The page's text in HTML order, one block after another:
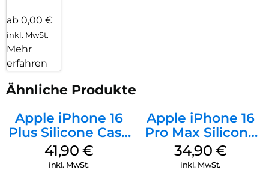
ab 0,00 €
inkl. MwSt.
Mehr
erfahren
Ähnliche Produkte
Apple iPhone 16
Plus Silicone Case
MagSafe Stone
Gray
41,90 €
inkl. MwSt.
Apple iPhone 16
Pro Max Silicone
Case MagSafe
Denim
34,90 €
inkl. MwSt.